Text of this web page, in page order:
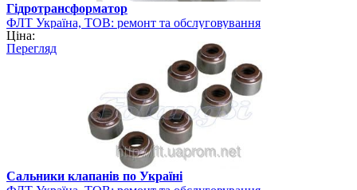
Гідротрансформатор
ФЛТ Україна, ТОВ: ремонт та обслуговування
навантажувально-розвантажувальної техніки
Ціна:
Перегляд
Сальники клапанів по Україні